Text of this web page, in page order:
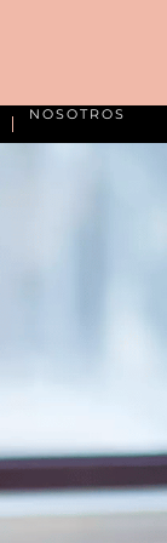
NOSOTROS